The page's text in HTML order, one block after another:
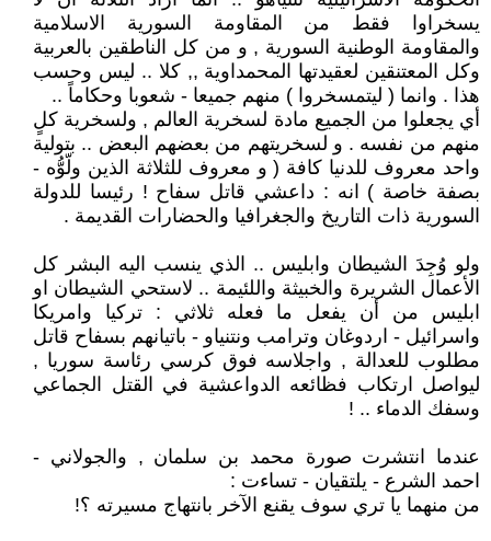
يسخراوا فقط من المقاومة السورية الاسلامية
والمقاومة الوطنية السورية , و من كل الناطقين بالعربية
وكل المعتنقين لعقيدتها المحمداوية ,, كلا .. ليس وحسب
هذا . وانما ( ليتمسخروا ) منهم جميعا - شعوبا وحكاماً ..
أي يجعلوا من الجميع مادة لسخرية العالم , ولسخرية كلٍ
منهم من نفسه . و لسخريتهم من بعضهم البعض .. بتولية
واحد معروف للدنيا كافة ( و معروف للثلاثة الذين ولّوُّه -
بصفة خاصة ) انه : داعشي قاتل سفاح ! رئيسا للدولة
السورية ذات التاريخ والجغرافيا والحضارات القديمة .
ولو وُجِدَ الشيطان وابليس .. الذي ينسب اليه البشر كل
الأعمال الشريرة والخبيثة واللئيمة .. لاستحي الشيطان او
ابليس من أن يفعل ما فعله ثلاثي : تركيا وامريكا
واسرائيل - اردوغان وترامب ونتنياو - باتيانهم بسفاح قاتل
مطلوب للعدالة , واجلاسه فوق كرسي رئاسة سوريا ,
ليواصل ارتكاب فظائعه الدواعشية في القتل الجماعي
وسفك الدماء .. !
عندما انتشرت صورة محمد بن سلمان , والجولاني -
احمد الشرع - يلتقيان - تساءت :
من منهما يا تري سوف يقنع الآخر بانتهاج مسيرته ؟!